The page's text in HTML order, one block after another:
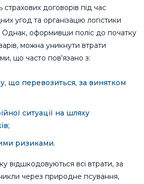
страхових договорів під час
угод та організацію логістики
Однак, оформивши поліс до початку
можна уникнути втрати
що часто пов'язано з:
що перевозиться, за винятком
ситуації на шляху
ризиками.
відшкодовуються всі втрати, за
через природне псування,